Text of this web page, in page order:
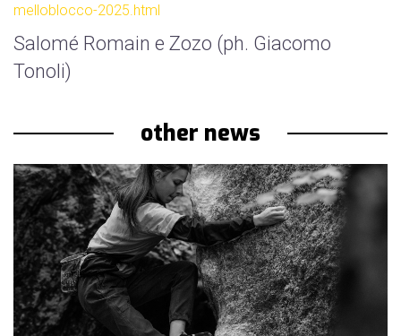
melloblocco-2025.html
Salomé Romain e Zozo (ph. Giacomo
Tonoli)
other news